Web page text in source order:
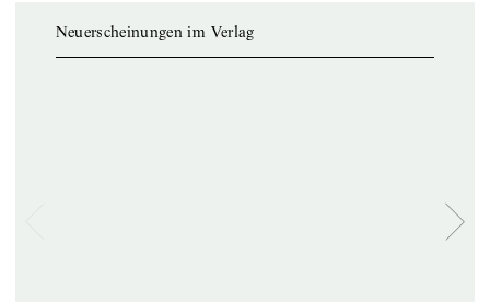
Neuerscheinungen im Verlag